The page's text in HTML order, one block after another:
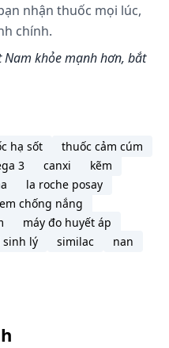
nhận thuốc mọi lúc,
chính.
Nam khỏe mạnh hơn, bắt
hạ sốt
thuốc cảm cúm
3 canxi
kẽm
la roche posay
chống nắng
máy đo huyết áp
sinh lý similac
nan